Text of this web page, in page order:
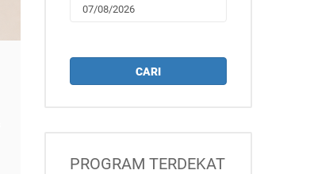
CARI
PROGRAM TERDEKAT